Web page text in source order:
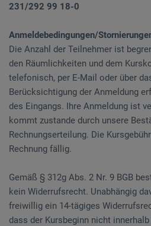
231/292 99 18-0
Anmeldebedingungen/
Die Anzahl der Teilnehmer ist
den Räumlichkeiten und dem
telefonisch, per E-Mail oder über
Berücksichtigung der Anmeldung
des Eingangs. Ihre Anmeldung ist
kommt zustande durch unsere
Rechnungserteilung. Die
Rechnung fällig.
Gemäß § 312g Abs. 2 Nr. 9 BGB
kein Widerrufsrecht. Unabhängig
freiwillig ein 14-tägiges
dass der Kursbeginn nicht